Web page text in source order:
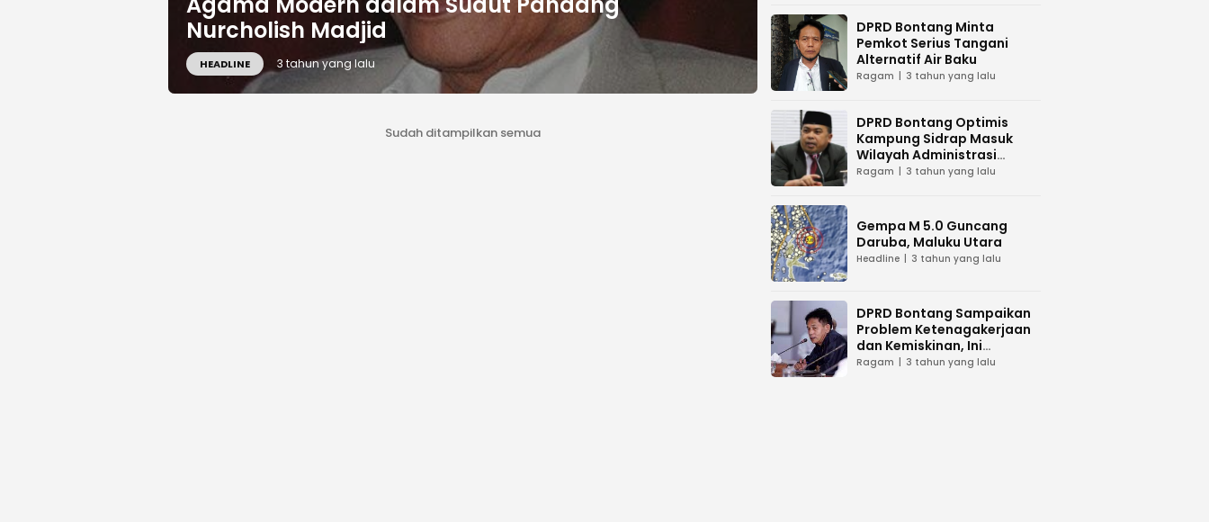
Nurcholish Madjid
HEADLINE 3 tahun yang lalu
Sudah ditampilkan semua
DPRD Bontang Minta
Pemkot Serius Tangani
Alternatif Air Baku
Ragam 3 tahun yang lalu
DPRD Bontang Optimis
Kampung Sidrap Masuk
Wilayah Administrasi
Bontang
Ragam 3 tahun yang lalu
Gempa M 5.0 Guncang
Daruba, Maluku Utara
Headline 3 tahun yang lalu
DPRD Bontang Sampaikan
Problem Ketenagakerjaan
dan Kemiskinan, Ini
Tanggapan Wawali Kota
Ragam 3 tahun yang lalu